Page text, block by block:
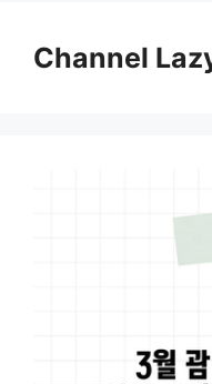
contentChannel